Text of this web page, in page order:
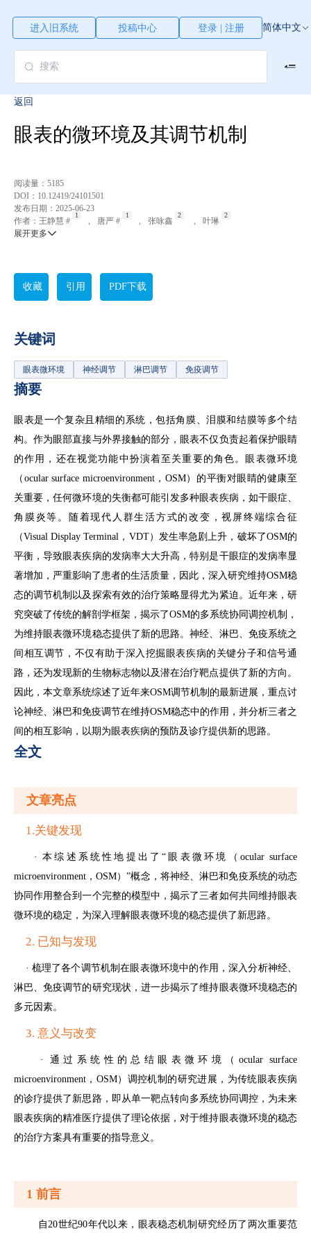
进入旧系统 投稿中心 登录 | 注册 简体中文
返回
眼表的微环境及其调节机制
阅读量： 5185
DOI： 10.12419/24101501
发布日期： 2025-06-23
作者： 王静慧 # , 唐严 # , 张咏鑫 ,
叶琳
展开更多
收藏 引用 PDF下载
关键词
眼表微环境 神经调节 淋巴调节 免疫调节
摘要
眼表是一个复杂且精细的系统，包括角膜、泪膜和结膜等多个结
构。作为眼部直接与外界接触的部分，眼表不仅负责起着保护眼睛
的作用，还在视觉功能中扮演着至关重要的角色。眼表微环境
（ocular surface microenvironment，OSM）的平衡对眼睛的健康至
关重要，任何微环境的失衡都可能引发多种眼表疾病，如干眼症、
角膜炎等。随着现代人群生活方式的改变，视屏终端综合征
（Visual Display Terminal，VDT）发生率急剧上升，破坏了OSM的
平衡，导致眼表疾病的发病率大大升高，特别是干眼症的发病率显
著增加，严重影响了患者的生活质量，因此，深入研究维持OSM稳
态的调节机制以及探索有效的治疗策略显得尤为紧迫。近年来，研
究突破了传统的解剖学框架，揭示了OSM的多系统协同调控机制，
为维持眼表微环境稳态提供了新的思路。神经、淋巴、免疫系统之
间相互调节，不仅有助于深入挖掘眼表疾病的关键分子和信号通
路，还为发现新的生物标志物以及潜在治疗靶点提供了新的方向。
因此，本文章系统综述了近年来OSM调节机制的最新进展，重点讨
论神经、淋巴和免疫调节在维持OSM稳态中的作用，并分析三者之
间的相互影响，以期为眼表疾病的预防及诊疗提供新的思路。
全文
文章亮点
1.关键发现
· 本综述系统性地提出了“眼表微环境（ocular surface
microenvironment，OSM）”概念，将神经、淋巴和免疫系统的动态
协同作用整合到一个完整的模型中，揭示了三者如何共同维持眼表
微环境的稳定，为深入理解眼表微环境的稳态提供了新思路。
2. 已知与发现
· 梳理了各个调节机制在眼表微环境中的作用，深入分析神经、
淋巴、免疫调节的研究现状，进一步揭示了维持眼表微环境稳态的
多元因素。
3. 意义与改变
· 通过系统性的总结眼表微环境（ocular surface
microenvironment，OSM）调控机制的研究进展，为传统眼表疾病
的诊疗提供了新思路，即从单一靶点转向多系统协同调控，为未来
眼表疾病的精准医疗提供了理论依据，对于维持眼表微环境的稳态
的治疗方案具有重要的指导意义。
1 前言
自20世纪90年代以来，眼表稳态机制研究经历了两次重要范